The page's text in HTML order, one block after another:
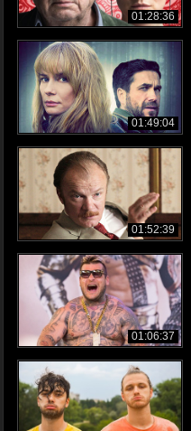
01:28:36
01:49:04
01:52:39
01:06:37